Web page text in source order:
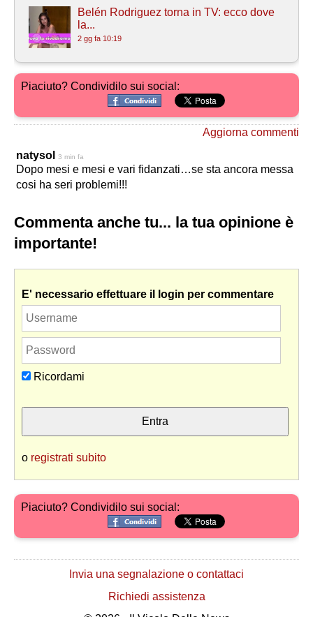
Belén Rodriguez torna in TV: ecco dove
la...
2 gg fa 10:19
Piaciuto? Condividilo sui social:
Aggiorna commenti
natysol
3 min fa
Dopo mesi e mesi e vari fidanzati…se sta ancora messa
cosi ha seri problemi!!!
Commenta anche tu... la tua opinione è
importante!
E' necessario effettuare il login per commentare
Ricordami
o registrati subito
Piaciuto? Condividilo sui social:
Invia una segnalazione o contattaci
Richiedi assistenza